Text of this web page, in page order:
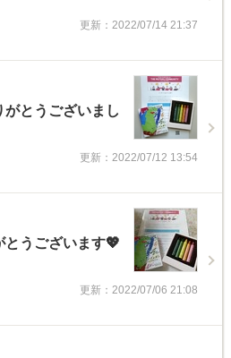
更新：2022/07/14 21:37
とうございまし
更新：2022/07/12 13:54
とうございます💖
更新：2022/07/06 21:08